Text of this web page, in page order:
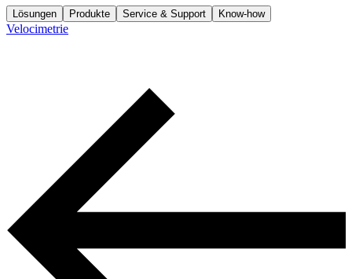
Lösungen Produkte Service & Support Know-how
Velocimetrie